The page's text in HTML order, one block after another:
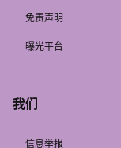
免责声明
曝光平台
我们
信息举报